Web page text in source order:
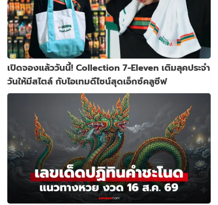
เปิดจองแล้ววันนี้! Collection 7-Eleven เติมลุคประจำ
วันให้มีสไตล์ กับไอเทมดีไซน์สุดเอ็กซ์คลูซีฟ